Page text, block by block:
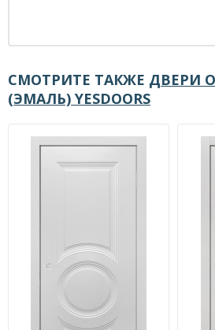
СМОТРИТЕ ТАКЖЕ ДВЕРИ
(ЭМАЛЬ) YESDOORS